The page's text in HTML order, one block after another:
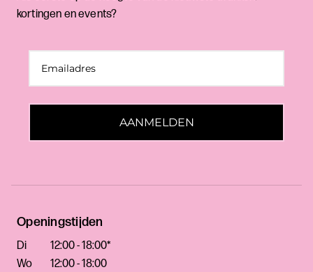
kortingen en events?
AANMELDEN
Openingstijden
Di
12:00 - 18:00*
Wo
12:00 - 18:00